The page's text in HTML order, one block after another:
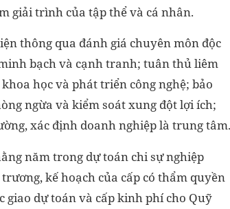
giải trình của tập thể và cá nhân.
thông qua đánh giá chuyên môn độc
bạch và cạnh tranh; tuân thủ liêm
học và phát triển công nghệ; bảo
ngừa và kiểm soát xung đột lợi ích;
xác định doanh nghiệp là trung tâm.
năm trong dự toán chi sự nghiệp
kế hoạch của cấp có thẩm quyền
giao dự toán và cấp kinh phí cho Quỹ